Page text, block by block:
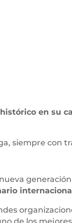
en su
siempre con